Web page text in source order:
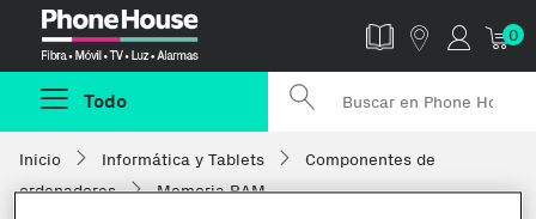
0
Todo
Inicio Informática y Tablets
Componentes de
ordenadores
Memoria RAM